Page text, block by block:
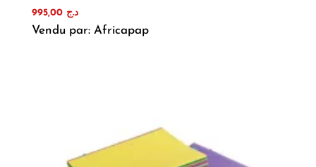
د.ج 995,00
Vendu par: Africapap